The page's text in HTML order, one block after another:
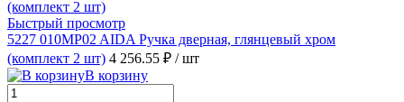
Быстрый просмотр
5227 010MP02 AIDA Ручка дверная, глянцевый хром
(комплект 2 шт) 4 256.55 ₽ / шт
В корзину